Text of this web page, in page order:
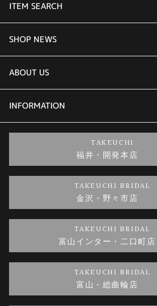
ITEM SEARCH
婚約指輪
結婚指輪
セットリング
婚約ネックレス
金・プラチナのお取引
SHOP NEWS
TAKEUCHI BRIDAL金沢本店情報
商品一覧
ブランドリスト
金澤指輪工房｜手作りペアリング
金澤指輪工房｜手作り結婚指輪 and 婚約指輪
金澤指輪工房｜手作り婚約指輪プロポーズプラ
ABOUT US
会社概要
お客様の声
INFORMATION
プライバシーポリシー
TAKEUCHI
福井・開発本店
TAKEUCHI BRIDAL
金沢・野々市店
TAKEUCHI BRIDAL
富山インター・二口町店
TAKEUCHI BRIDAL
富山・総曲輪店